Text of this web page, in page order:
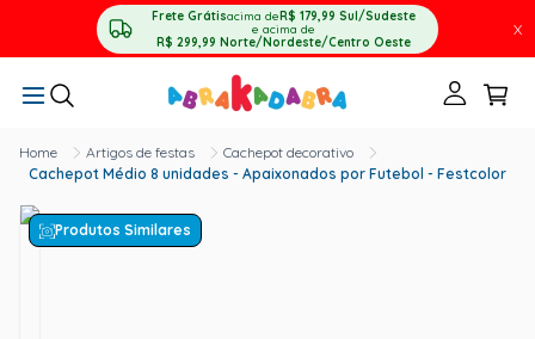
Frete Grátisacima deR$ 179,99 Sul/Sudeste
e acima de
R$ 299,99 Norte/Nordeste/Centro Oeste
X
Artigos de festas
Cachepot decorativo
Cachepot Médio 8 unidades - Apaixonados por Futebol - Festcolor
Produtos Similares